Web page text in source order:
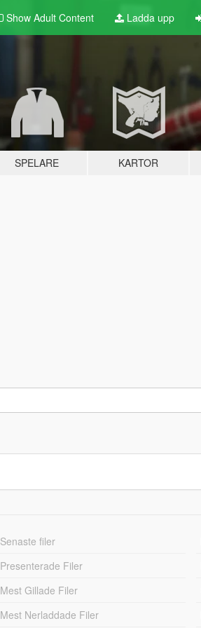
Show Adult Content Ladda upp
SPELARE KARTOR
Senaste filer
Presenterade Filer
Mest Gillade Filer
Mest Nerladdade Filer